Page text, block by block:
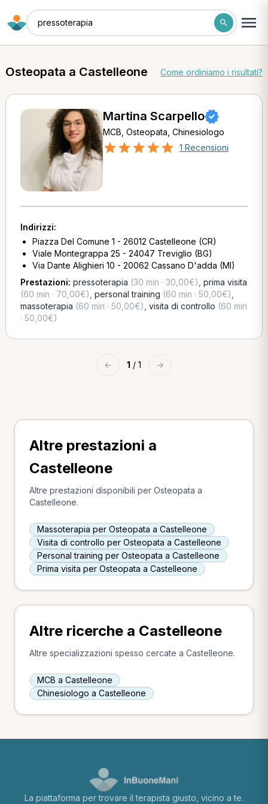
pressoterapia
Osteopata a Castelleone Come ordiniamo i risultati?
Martina Scarpello
MCB, Osteopata, Chinesiologo
1 Recensioni
Indirizzi:
Piazza Del Comune 1 - 26012 Castelleone (CR)
Viale Montegrappa 25 - 24047 Treviglio (BG)
Via Dante Alighieri 10 - 20062 Cassano D'adda (MI)
Prestazioni: pressoterapia (30 min · 30,00€) prima visita
(60 min · 70,00€) personal training (60 min · 50,00€)
massoterapia (60 min · 50,00€) visita di controllo (60 min
· 50,00€)
← 1 / 1 →
Altre prestazioni a
Castelleone
Altre prestazioni disponibili per Osteopata a
Castelleone.
Massoterapia per Osteopata a Castelleone
Visita di controllo per Osteopata a Castelleone
Personal training per Osteopata a Castelleone
Prima visita per Osteopata a Castelleone
Altre ricerche a Castelleone
Altre specializzazioni spesso cercate a Castelleone.
MCB a Castelleone
Chinesiologo a Castelleone
La piattaforma per trovare il terapista giusto, vicino a te.